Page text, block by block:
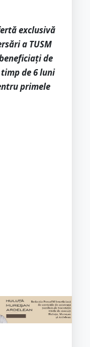
exclusivă
a TUSM
de
de 6 luni
primele